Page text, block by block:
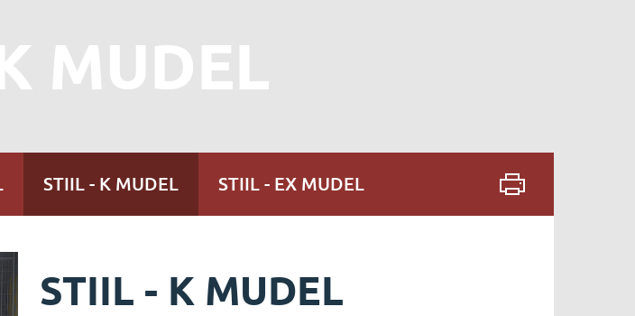
MUDEL
STIIL - K MUDEL STIIL - EX MUDEL
STIIL - K MUDEL